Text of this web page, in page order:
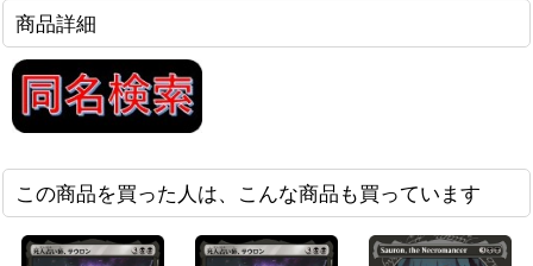
商品詳細
この商品を買った人は、こんな商品も買っています